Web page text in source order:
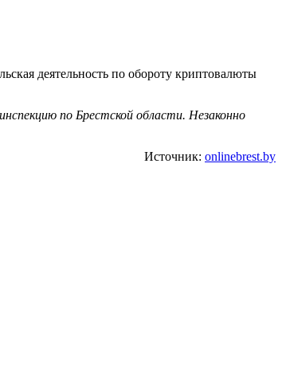
деятельность по обороту криптовалюты
по Брестской области. Незаконно
Источник: onlinebrest.by